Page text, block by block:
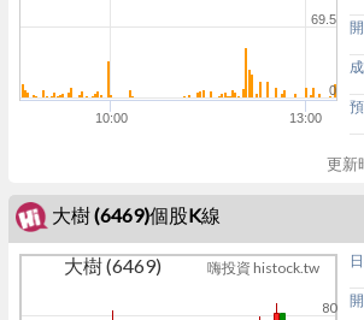
10:00 13:00
69.5
0
更新
大樹 (6469)個股K線
大樹 (6469) 嗨投資 histock.tw
80